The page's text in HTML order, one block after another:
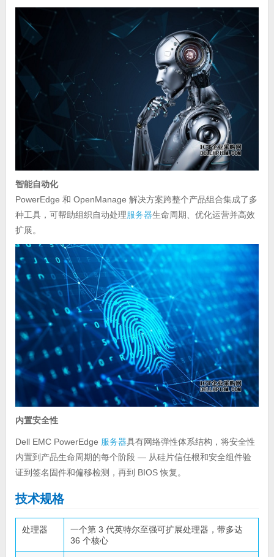
智能自动化
PowerEdge 和 OpenManage 解决方案跨整个产品组合集成了多
种工具，可帮助组织自动处理服务器生命周期、优化运营并高效
扩展。
内置安全性
Dell EMC PowerEdge 服务器具有网络弹性体系结构，将安全性
内置到产品生命周期的每个阶段 — 从硅片信任根和安全组件验
证到签名固件和偏移检测，再到 BIOS 恢复。
技术规格
处理器
一个第 3 代英特尔至强可扩展处理器，带多达
36 个核心